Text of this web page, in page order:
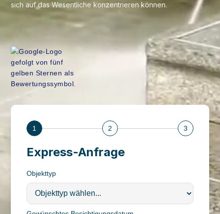
sich auf das Wesentliche konzentrieren können.
1 2 3
Express-Anfrage
Objekttyp